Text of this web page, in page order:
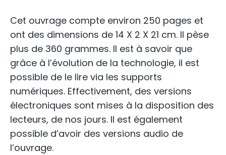
Cet ouvrage compte environ 250 pages et
ont des dimensions de 14 X 2 X 21 cm. Il pèse
plus de 360 grammes. Il est à savoir que
grâce à l’évolution de la technologie, il est
possible de le lire via les supports
numériques. Effectivement, des versions
électroniques sont mises à la disposition des
lecteurs, de nos jours. Il est également
possible d’avoir des versions audio de
l’ouvrage.